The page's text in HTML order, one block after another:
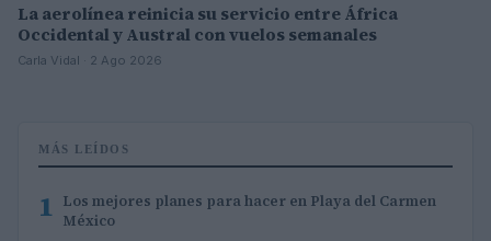
La aerolínea reinicia su servicio entre África
Occidental y Austral con vuelos semanales
Carla Vidal · 2 Ago 2026
MÁS LEÍDOS
1 Los mejores planes para hacer en Playa del Carmen
México